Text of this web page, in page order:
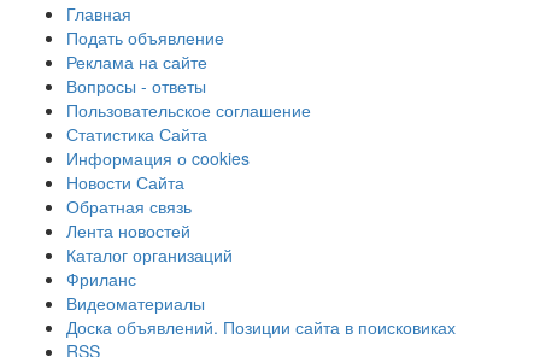
Главная
Подать объявление
Реклама на сайте
Вопросы - ответы
Пользовательское соглашение
Статистика Сайта
Информация о cookies
Новости Сайта
Обратная связь
Лента новостей
Каталог организаций
Фриланс
Видеоматериалы
Доска объявлений. Позиции сайта в поисковиках
RSS